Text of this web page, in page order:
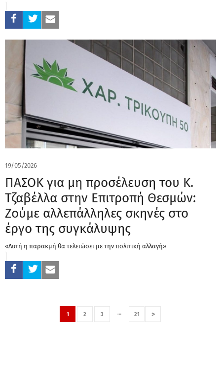
19/05/2026
ΠΑΣΟΚ για μη προσέλευση του Κ.
Τζαβέλλα στην Επιτροπή Θεσμών:
Ζούμε αλλεπάλληλες σκηνές στο
έργο της συγκάλυψης
«Αυτή η παρακμή θα τελειώσει με την πολιτική αλλαγή»
1 2 3 … 21 >